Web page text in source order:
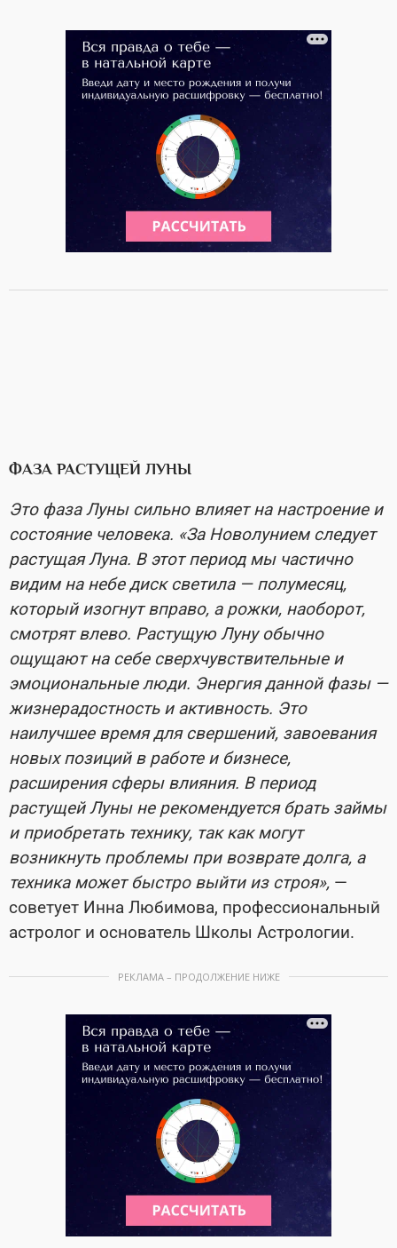
ФАЗА РАСТУЩЕЙ ЛУНЫ
Это фаза Луны сильно влияет на настроение и
состояние человека. «За Новолунием следует
растущая Луна. В этот период мы частично
видим на небе диск светила — полумесяц,
который изогнут вправо, а рожки, наоборот,
смотрят влево. Растущую Луну обычно
ощущают на себе сверхчувствительные и
эмоциональные люди. Энергия данной фазы —
жизнерадостность и активность. Это
наилучшее время для свершений, завоевания
новых позиций в работе и бизнесе,
расширения сферы влияния. В период
растущей Луны не рекомендуется брать займы
и приобретать технику, так как могут
возникнуть проблемы при возврате долга, а
техника может быстро выйти из строя», —
советует Инна Любимова, профессиональный
астролог и основатель Школы Астрологии.
РЕКЛАМА – ПРОДОЛЖЕНИЕ НИЖЕ